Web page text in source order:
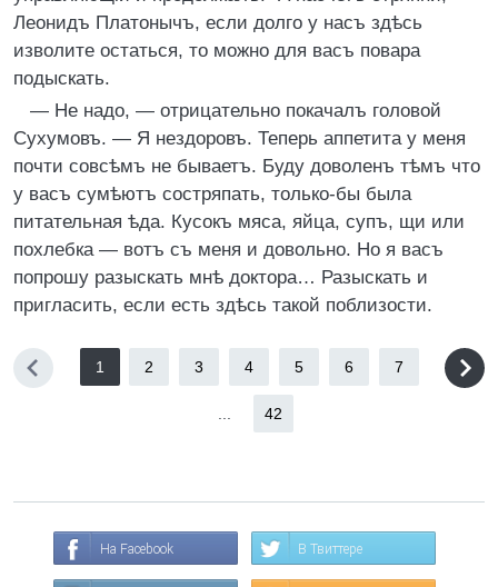
Леонидъ Платонычъ, если долго у насъ здѣсь
изволите остаться, то можно для васъ повара
подыскать.
— Не надо, — отрицательно покачалъ головой
Сухумовъ. — Я нездоровъ. Теперь аппетита у меня
почти совсѣмъ не бываетъ. Буду доволенъ тѣмъ что
у васъ сумѣютъ состряпать, только-бы была
питательная ѣда. Кусокъ мяса, яйца, супъ, щи или
похлебка — вотъ съ меня и довольно. Но я васъ
попрошу разыскать мнѣ доктора… Разыскать и
пригласить, если есть здѣсь такой поблизости.
1 2 3 4 5 6 7
42
На Facebook В Твиттере